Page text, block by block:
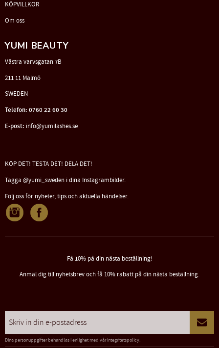
KÖPVILLKOR
Om oss
YUMI BEAUTY
Västra varvsgatan 7B
211 11 Malmö
SWEDEN
Telefon: 0760 22 60 30
E-post: info@yumilashes.se
KÖP DET! TESTA DET! DELA DET!
Tagga @yumi_sweden i dina Instagrambilder.
Följ oss för nyheter, tips och aktuella händelser.
Få 10% på din nästa beställning!
Anmäl dig till nyhetsbrev och få 10% rabatt på din nästa beställning.
Dina personuppgifter behandlas i enlighet med vårintegritetspolicy.